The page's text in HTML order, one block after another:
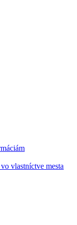
vlastníctve mesta